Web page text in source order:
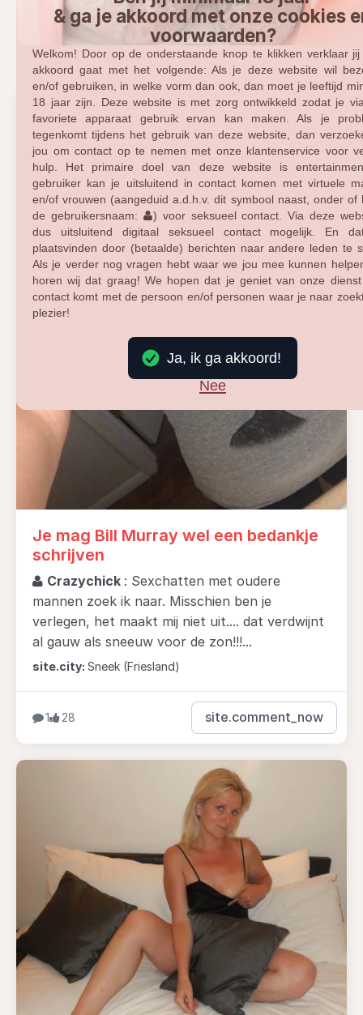
Friesland
site.view_ads_per_city Friesland.
Je mag Bill Murray wel een bedankje
schrijven
Crazychick : Sexchatten met oudere
mannen zoek ik naar. Misschien ben je
verlegen, het maakt mij niet uit.... dat verdwijnt
al gauw als sneeuw voor de zon!!!...
site.city: Sneek (Friesland)
1 28 site.comment_now
& ga je akkoord met onze cookies
voorwaarden?
Welkom! Door op de onderstaande knop te klikken verklaar
akkoord gaat met het volgende: Als je deze website wil
en/of gebruiken, in welke vorm dan ook, dan moet je leeftijd
18 jaar zijn. Deze website is met zorg ontwikkeld zodat je
favoriete apparaat gebruik ervan kan maken. Als je
tegenkomt tijdens het gebruik van deze website, dan
jou om contact op te nemen met onze klantenservice voor
hulp. Het primaire doel van deze website is
gebruiker kan je uitsluitend in contact komen met virtuele
en/of vrouwen (aangeduid a.d.h.v. dit symbool naast, onder of
de gebruikersnaam:
) voor seksueel contact. Via deze
dus uitsluitend digitaal seksueel contact mogelijk. En
plaatsvinden door (betaalde) berichten naar andere leden te
Als je verder nog vragen hebt waar we jou mee kunnen
horen wij dat graag! We hopen dat je geniet van onze
contact komt met de persoon en/of personen waar je naar
plezier!
Ja, ik ga akkoord!
Nee